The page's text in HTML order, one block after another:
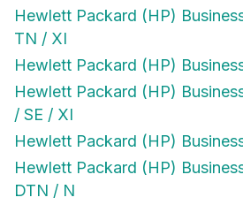
Hewlett Packard (HP)
TN / XI
Hewlett Packard (HP)
Hewlett Packard (HP)
/ SE / XI
Hewlett Packard (HP)
Hewlett Packard (HP)
DTN / N